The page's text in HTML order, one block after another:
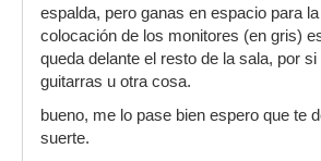
espalda, pero ganas en espacio para
colocación de los monitores (en gris)
queda delante el resto de la sala, por
guitarras u otra cosa.
bueno, me lo pase bien espero que te
suerte.